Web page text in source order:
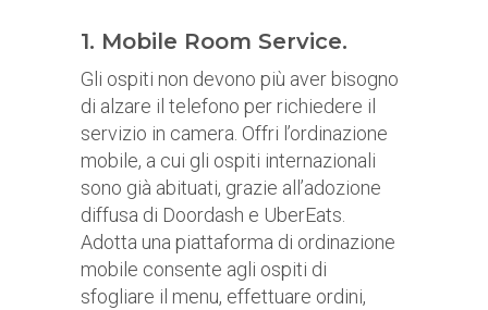
1. Mobile Room Service.
Gli ospiti non devono più aver bisogno
di alzare il telefono per richiedere il
servizio in camera. Offri l’ordinazione
mobile, a cui gli ospiti internazionali
sono già abituati, grazie all’adozione
diffusa di Doordash e UberEats.
Adotta una piattaforma di ordinazione
mobile consente agli ospiti di
sfogliare il menu, effettuare ordini,